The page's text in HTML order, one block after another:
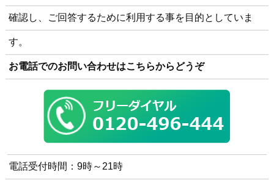
確認し、ご回答するために利用する事を目的としていま
す。
お電話でのお問い合わせはこちらからどうぞ
電話受付時間：9時～21時